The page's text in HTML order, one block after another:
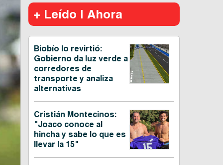
+ Leído | Ahora
Biobío lo revirtió:
Gobierno da luz verde a
corredores de
transporte y analiza
alternativas
Cristián Montecinos:
"Joaco conoce al
hincha y sabe lo que es
llevar la 15"